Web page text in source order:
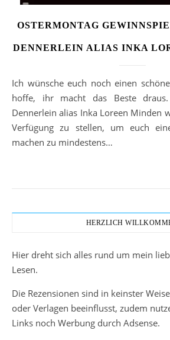
OSTERMONTAG
DENNERLEIN ALIAS INKA
Ich wünsche euch noch einen schönen Ostermontag und
hoffe, ihr macht das Beste
Dennerlein alias Inka Loreen Minden
Verfügung zu stellen, um euch
machen zu mindestens…
HERZLICH
Hier dreht sich alles rund um mein
Lesen.
Die Rezensionen sind in keinster
oder Verlagen beeinflusst, zudem
Links noch Werbung durch Adsense.